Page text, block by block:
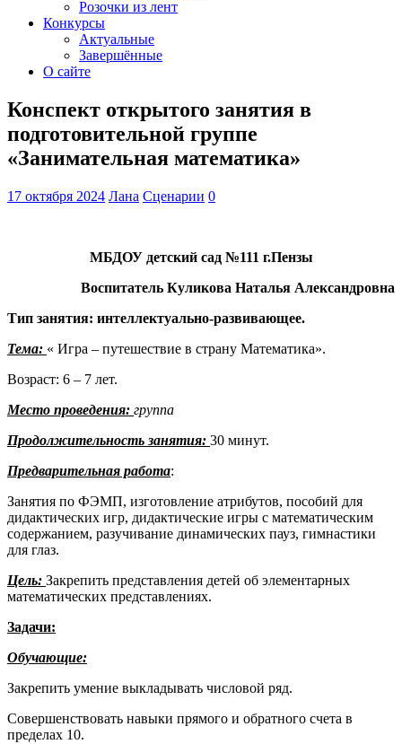
Розочки из лент
Конкурсы
Актуальные
Завершённые
О сайте
Конспект открытого занятия в
подготовительной группе
«Занимательная математика»
17 октября 2024 Лана Сценарии 0
МБДОУ детский сад №111 г.Пензы
Воспитатель Куликова Наталья Александровна
Тип занятия: интеллектуально-развивающее.
Тема: « Игра – путешествие в страну Математика».
Возраст: 6 – 7 лет.
Место проведения: группа
Продолжительность занятия: 30 минут.
Предварительная работа:
Занятия по ФЭМП, изготовление атрибутов, пособий для
дидактических игр, дидактические игры с математическим
содержанием, разучивание динамических пауз, гимнастики
для глаз.
Цель: Закрепить представления детей об элементарных
математических представлениях.
Задачи:
Обучающие:
Закрепить умение выкладывать числовой ряд.
Совершенствовать навыки прямого и обратного счета в
пределах 10.